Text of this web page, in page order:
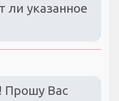
ли указанное
Прошу Вас